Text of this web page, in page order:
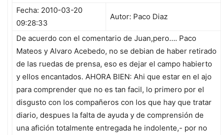
Fecha: 2010-03-20
09:28:33
Autor: Paco Diaz
De acuerdo con el comentario de Juan,pero…. Paco
Mateos y Alvaro Acebedo, no se debian de haber retirado
de las ruedas de prensa, eso es dejar el campo habierto
y ellos encantados. AHORA BIEN: Ahi que estar en el ajo
para comprender que no es tan facil, lo primero por el
disgusto con los compañeros con los que hay que tratar
diario, despues la falta de ayuda y de comprensión de
una afición totalmente entregada he indolente,- por no